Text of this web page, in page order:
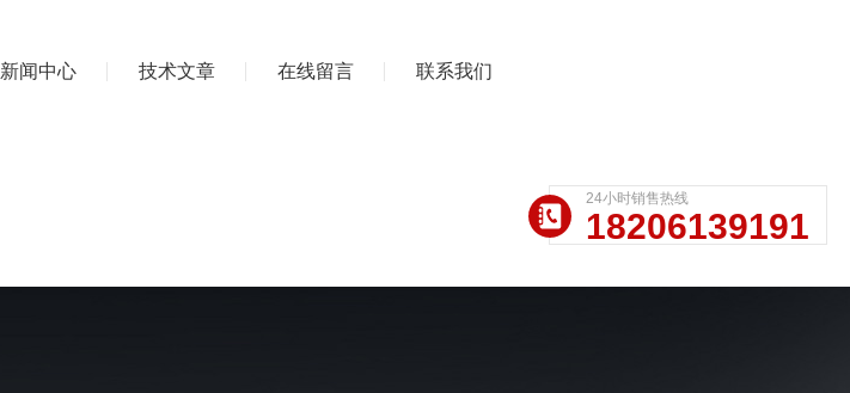
新闻中心 技术文章 在线留言 联系我们
24小时销售热线
18206139191